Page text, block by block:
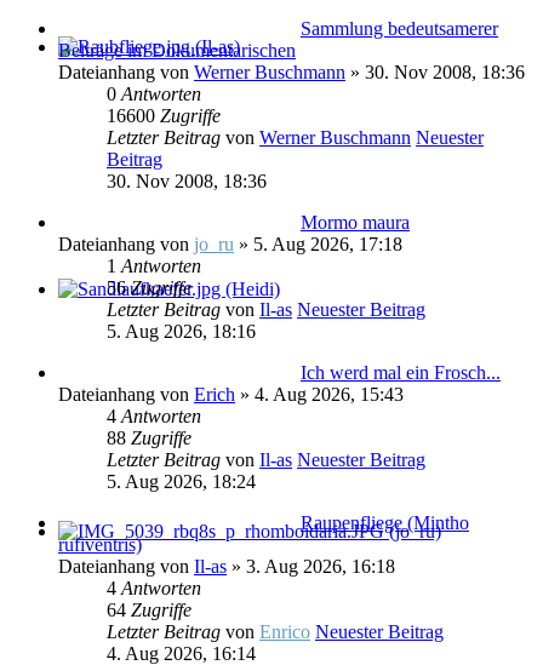
Sammlung bedeutsamerer
Beiträge im Dokumentarischen
Dateianhang von Werner Buschmann » 30. Nov 2008, 18:36
0 Antworten
16600 Zugriffe
Letzter Beitrag von Werner Buschmann Neuester
Beitrag
30. Nov 2008, 18:36
Mormo maura
Dateianhang von jo_ru » 5. Aug 2026, 17:18
1 Antworten
56Zugriffe
Letzter Beitrag von Il-as Neuester Beitrag
5. Aug 2026, 18:16
Ich werd mal ein Frosch...
Dateianhang von Erich » 4. Aug 2026, 15:43
4 Antworten
88 Zugriffe
Letzter Beitrag von Il-as Neuester Beitrag
5. Aug 2026, 18:24
Raupenfliege (Mintho
rufiventris)
Dateianhang von Il-as » 3. Aug 2026, 16:18
4 Antworten
64 Zugriffe
Letzter Beitrag von Enrico Neuester Beitrag
4. Aug 2026, 16:14